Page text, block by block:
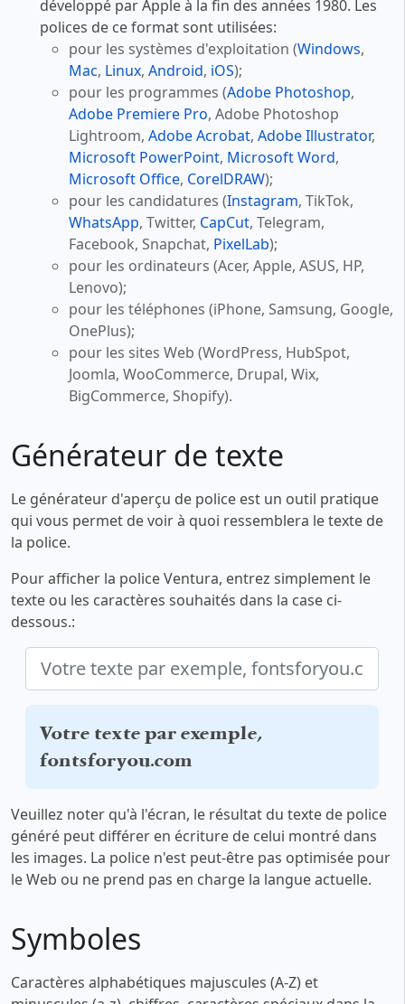
développé par Apple à la fin des années 1980. Les
polices de ce format sont utilisées:
pour les systèmes d'exploitation (Windows,
Mac, Linux, Android, iOS);
pour les programmes (Adobe Photoshop,
Adobe Premiere Pro, Adobe Photoshop
Lightroom, Adobe Acrobat, Adobe Illustrator,
Microsoft PowerPoint, Microsoft Word,
Microsoft Office, CorelDRAW);
pour les candidatures (Instagram, TikTok,
WhatsApp, Twitter, CapCut, Telegram,
Facebook, Snapchat, PixelLab);
pour les ordinateurs (Acer, Apple, ASUS, HP,
Lenovo);
pour les téléphones (iPhone, Samsung, Google,
OnePlus);
pour les sites Web (WordPress, HubSpot,
Joomla, WooCommerce, Drupal, Wix,
BigCommerce, Shopify).
Générateur de texte
Le générateur d'aperçu de police est un outil pratique
qui vous permet de voir à quoi ressemblera le texte de
la police.
Pour afficher la police Ventura, entrez simplement le
texte ou les caractères souhaités dans la case ci-
dessous.:
Votre texte par exemple,
fontsforyou.com
Veuillez noter qu'à l'écran, le résultat du texte de police
généré peut différer en écriture de celui montré dans
les images. La police n'est peut-être pas optimisée pour
le Web ou ne prend pas en charge la langue actuelle.
Symboles
Caractères alphabétiques majuscules (A-Z) et